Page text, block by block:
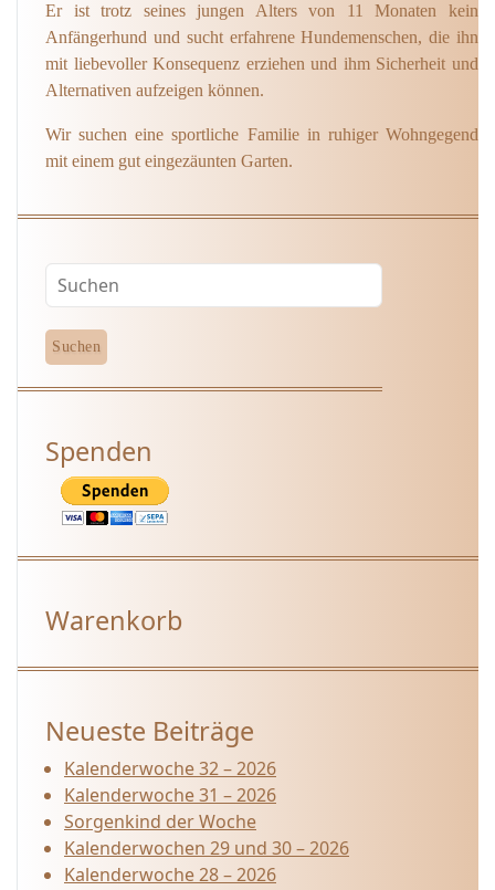
Er ist trotz seines jungen Alters von 11 Monaten kein
Anfängerhund und sucht erfahrene Hundemenschen, die ihn
mit liebevoller Konsequenz erziehen und ihm Sicherheit und
Alternativen aufzeigen können.
Wir suchen eine sportliche Familie in ruhiger Wohngegend
mit einem gut eingezäunten Garten.
Spenden
Warenkorb
Neueste Beiträge
Kalenderwoche 32 – 2026
Kalenderwoche 31 – 2026
Sorgenkind der Woche
Kalenderwochen 29 und 30 – 2026
Kalenderwoche 28 – 2026